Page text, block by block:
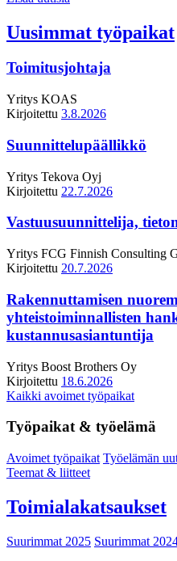
Uusimmat työpaikat
Toimitusjohtaja
Yritys KOAS
Kirjoitettu 3.8.2026
Suunnittelupäällikkö
Yritys Tekova Oyj
Kirjoitettu 22.7.2026
Vastuusuunnittelija,
Yritys FCG Finnish Consulting
Kirjoitettu 20.7.2026
Rakennuttamisen
yhteistoiminnallisten
kustannusasiantuntija
Yritys Boost Brothers Oy
Kirjoitettu 18.6.2026
Kaikki avoimet työpaikat
Työpaikat & työelämä
Avoimet työpaikat Työelämän
Teemat & liitteet
Toimialakatsaukset
Suurimmat 2025 Suurimmat